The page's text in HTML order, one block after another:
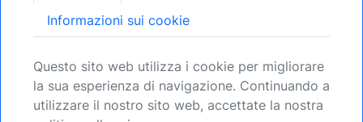
Assicuratevi la vostra posizione: Registratevi
per le prossime opportunità.
Registrati
Informazioni sui cookie
Questo sito web utilizza i cookie per migliorare
la sua esperienza di navigazione. Continuando a
utilizzare il nostro sito web, accettate la nostra